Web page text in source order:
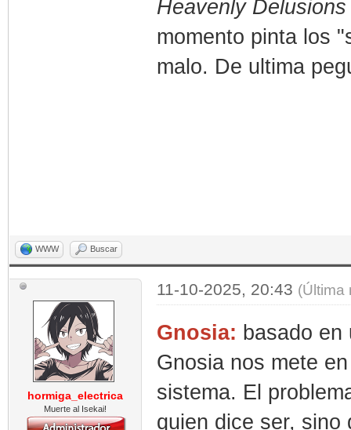
Heavenly Delusions
momento pinta los
malo. De ultima
WWW Buscar
hormiga_electrica
Muerte al Isekai!
11-10-2025, 20:43 (Última
Gnosia: basado en
Gnosia nos mete
sistema. El
quien dice ser, sino